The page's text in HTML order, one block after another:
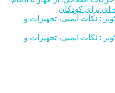
برای کودکان
: نکات ایمنی، تجهیزات و
: نکات ایمنی، تجهیزات و